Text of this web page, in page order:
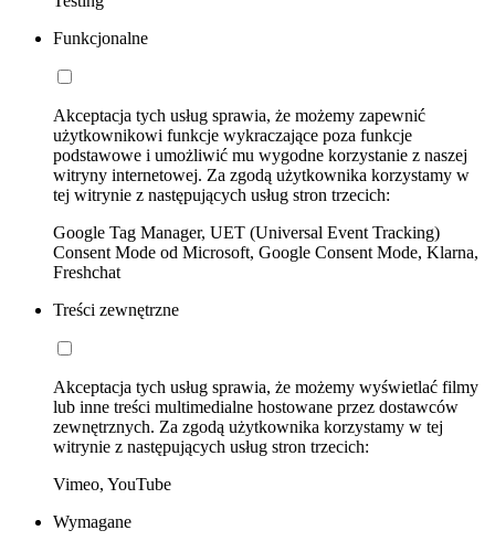
Funkcjonalne
Akceptacja tych usług sprawia, że możemy zapewnić
użytkownikowi funkcje wykraczające poza funkcje
podstawowe i umożliwić mu wygodne korzystanie z naszej
witryny internetowej. Za zgodą użytkownika korzystamy w
tej witrynie z następujących usług stron trzecich:
Google Tag Manager, UET (Universal Event Tracking)
Consent Mode od Microsoft, Google Consent Mode, Klarna,
Freshchat
Treści zewnętrzne
Akceptacja tych usług sprawia, że możemy wyświetlać filmy
lub inne treści multimedialne hostowane przez dostawców
zewnętrznych. Za zgodą użytkownika korzystamy w tej
witrynie z następujących usług stron trzecich:
Vimeo, YouTube
Wymagane